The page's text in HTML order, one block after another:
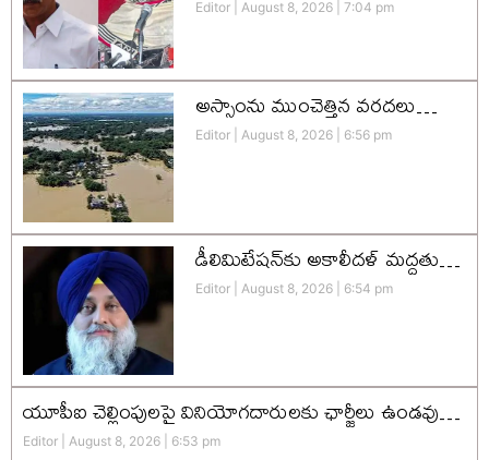
Editor August 8, 2026 7:04 pm
అస్సాంను ముంచెత్తిన వరదలు…
Editor August 8, 2026 6:56 pm
డీలిమిటేషన్‌కు అకాలీదళ్‌ మద్దతు…
Editor August 8, 2026 6:54 pm
యూపీఐ చెల్లింపులపై వినియోగదారులకు ఛార్జీలు ఉండవు…
Editor August 8, 2026 6:53 pm